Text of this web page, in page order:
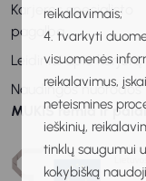
reikalavimais;
4. tvarkyti
visuomenės
reikalavimus,
neteismines
ieškinių,
tinklų saugumui
kokybišką
Karjeros specialisto
pagalba
Leidiniai apie karjerą
Naudingos nuorodos
MUKIS remia ir